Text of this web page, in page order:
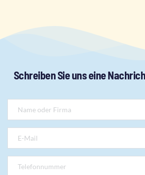
Schreiben Sie uns eine